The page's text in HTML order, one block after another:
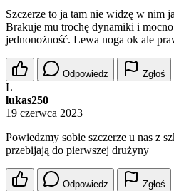
Szczerze to ja tam nie widzę w nim
Brakuje mu trochę dynamiki i
jednonożność. Lewa noga ok ale
Odpowiedz Zgłoś
L
lukas250
19 czerwca 2023
Powiedzmy sobie szczerze u nas z
przebijają do pierwszej drużyny
Odpowiedz Zgłoś